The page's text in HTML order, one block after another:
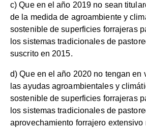
c) Que en el año 2019 no sean
de la medida de agroambiente y
sostenible de superficies forrajeras
los sistemas tradicionales de
suscrito en 2015.
d) Que en el año 2020 no tengan en
las ayudas agroambientales y
sostenible de superficies forrajeras
los sistemas tradicionales de
aprovechamiento forrajero extensivo